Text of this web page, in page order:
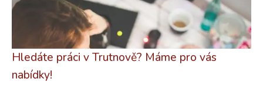
Hledáte práci v Trutnově? Máme pro vás
nabídky!